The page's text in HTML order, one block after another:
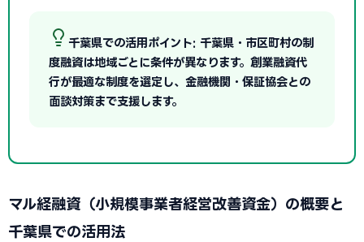
千葉県での活用ポイント: 千葉県・市区町村の制
度融資は地域ごとに条件が異なります。創業融資代
行が最適な制度を選定し、金融機関・保証協会との
面談対策まで支援します。
マル経融資（小規模事業者経営改善資金）の概要と
千葉県での活用法